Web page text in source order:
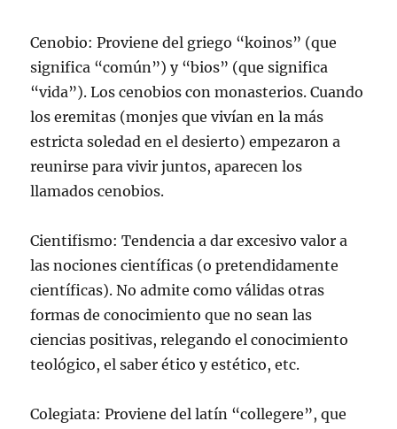
Cenobio: Proviene del griego “koinos” (que
significa “común”) y “bios” (que significa
“vida”). Los cenobios con monasterios. Cuando
los eremitas (monjes que vivían en la más
estricta soledad en el desierto) empezaron a
reunirse para vivir juntos, aparecen los
llamados cenobios.
Cientifismo: Tendencia a dar excesivo valor a
las nociones científicas (o pretendidamente
científicas). No admite como válidas otras
formas de conocimiento que no sean las
ciencias positivas, relegando el conocimiento
teológico, el saber ético y estético, etc.
Colegiata: Proviene del latín “collegere”, que